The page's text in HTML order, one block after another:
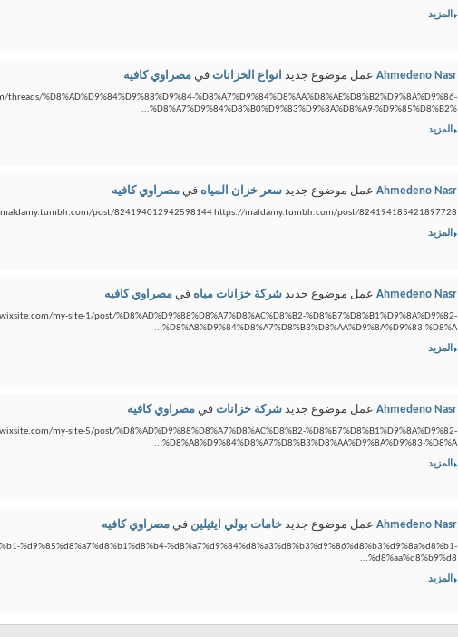
المزيد
Ahmedeno Nasr عمل موضوع جديد انواع الخزانات في مصراوي كافيه
%D8%AD%D9%84%D9%88%D9%84-%D8%A7%D9%84%D8%AA%D8%AE%D8%B2%D9%8A%D9%86-
%D8%A7%D9%84%D8%B0%D9%83%D9%8A%D8%A9-%D9%85%D8%B2%...
المزيد
Ahmedeno Nasr عمل موضوع جديد سعر خزان المياه في مصراوي كافيه
post/824194012942598144 https://maldamy.tumblr.com/post/824194185421897728 ...
المزيد
Ahmedeno Nasr عمل موضوع جديد شركة خزانات مياه في مصراوي كافيه
my-site-1/post/%D8%AD%D9%88%D8%A7%D8%AC%D8%B2-%D8%B7%D8%B1%D9%8A%D9%82-
%D8%A8%D9%84%D8%A7%D8%B3%D8%AA%D9%8A%D9%83-%D8%A...
المزيد
Ahmedeno Nasr عمل موضوع جديد شركة خزانات في مصراوي كافيه
my-site-5/post/%D8%AD%D9%88%D8%A7%D8%AC%D8%B2-%D8%B7%D8%B1%D9%8A%D9%82-
%D8%A8%D9%84%D8%A7%D8%B3%D8%AA%D9%8A%D9%83-%D8%A...
المزيد
Ahmedeno Nasr عمل موضوع جديد خامات بولي ايثيلين في مصراوي كافيه
%d9%85%d8%a7%d8%b1%d8%b4-%d8%a7%d9%84%d8%a3%d8%b3%d9%86%d8%b3%d9%8a%d8%b1-
%d8%aa%d8%b9%d8...
المزيد